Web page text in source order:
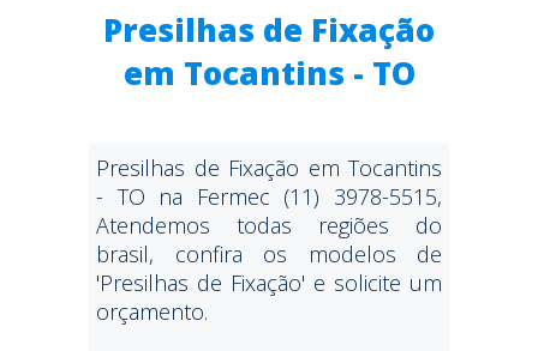
Presilhas de Fixação
em Tocantins - TO
Presilhas de Fixação em Tocantins
- TO na Fermec (11) 3978-5515,
Atendemos todas regiões do
brasil, confira os modelos de
'Presilhas de Fixação' e solicite um
orçamento.